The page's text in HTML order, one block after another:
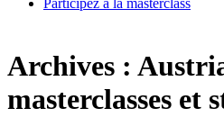
Participez à la masterclass
Archives :
masterclasses et